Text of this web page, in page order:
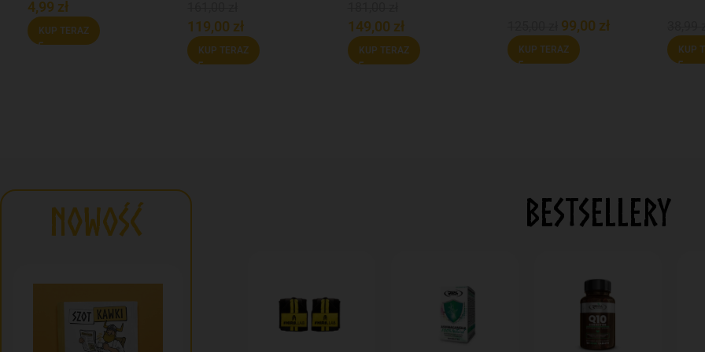
4,99 zł
KUP TERAZ 119,00 zł
KUP TERAZ
149,00 zł
KUP TERAZ
99,00 zł
KUP TERAZ KUP
NOWOŚĆ BESTSELLERY